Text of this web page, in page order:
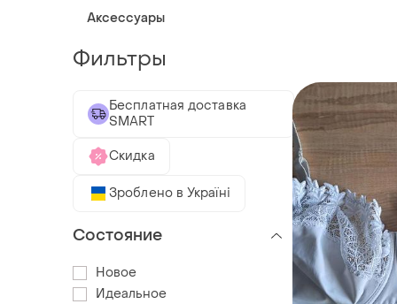
Аксессуары
Фильтры
Бесплатная доставка
SMART
Скидка
Зроблено в Україні
Состояние
Новое
Идеальное